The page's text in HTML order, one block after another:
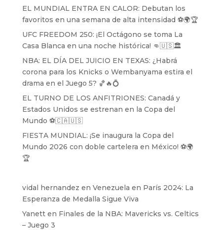
EL MUNDIAL ENTRA EN CALOR: Debutan los
favoritos en una semana de alta intensidad ⚽️🌍🏆
UFC FREEDOM 250: ¡El Octágono se toma La
Casa Blanca en una noche histórica! 👊🇺🇸🏛️
NBA: EL DÍA DEL JUICIO EN TEXAS: ¿Habrá
corona para los Knicks o Wembanyama estira el
drama en el Juego 5? 🏀🔥💍
EL TURNO DE LOS ANFITRIONES: Canadá y
Estados Unidos se estrenan en la Copa del
Mundo ⚽️🇨🇦🇺🇸
FIESTA MUNDIAL: ¡Se inaugura la Copa del
Mundo 2026 con doble cartelera en México! ⚽️🌍
🏆
vidal hernandez en Venezuela en París 2024: La
Esperanza de Medalla Sigue Viva
Yanetten Finales de la NBA: Mavericks vs. Celtics
– Juego 3